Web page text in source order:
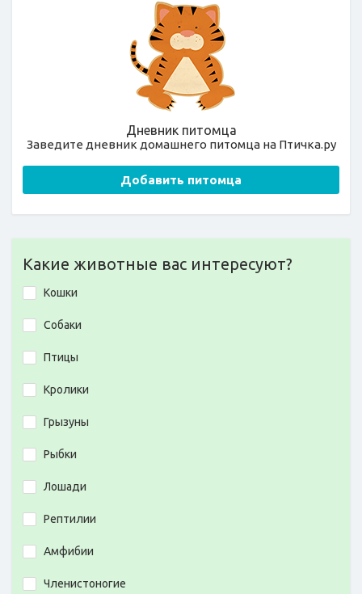
Дневник питомца
Заведите дневник домашнего питомца на Птичка.ру
Добавить питомца
Какие животные вас интересуют?
Кошки
Собаки
Птицы
Кролики
Грызуны
Рыбки
Лошади
Рептилии
Амфибии
Членистоногие